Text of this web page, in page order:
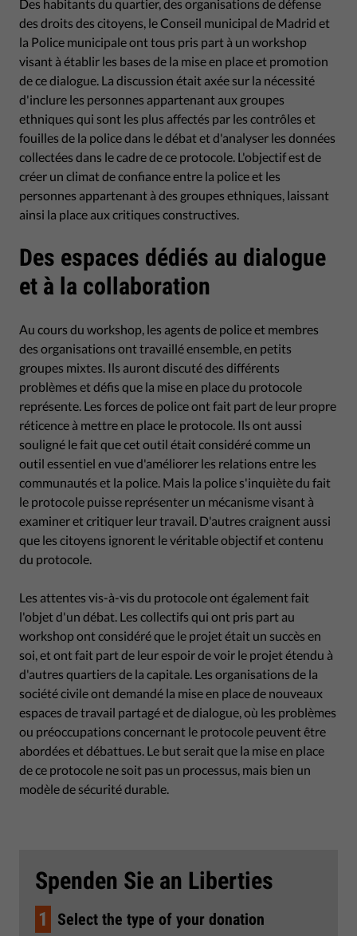
Des habitants du quartier, des organisations de défense
des droits des citoyens, le Conseil municipal de Madrid et
la Police municipale ont tous pris part à un workshop
visant à établir les bases de la mise en place et promotion
de ce dialogue. La discussion était axée sur la nécessité
d'inclure les personnes appartenant aux groupes
ethniques qui sont les plus affectés par les contrôles et
fouilles de la police dans le débat et d'analyser les données
collectées dans le cadre de ce protocole. L'objectif est de
créer un climat de confiance entre la police et les
personnes appartenant à des groupes ethniques, laissant
ainsi la place aux critiques constructives.
Des espaces dédiés au dialogue
et à la collaboration
Au cours du workshop, les agents de police et membres
des organisations ont travaillé ensemble, en petits
groupes mixtes. Ils auront discuté des différents
problèmes et défis que la mise en place du protocole
représente. Les forces de police ont fait part de leur propre
réticence à mettre en place le protocole. Ils ont aussi
souligné le fait que cet outil était considéré comme un
outil essentiel en vue d'améliorer les relations entre les
communautés et la police. Mais la police s'inquiète du fait
le protocole puisse représenter un mécanisme visant à
examiner et critiquer leur travail. D'autres craignent aussi
que les citoyens ignorent le véritable objectif et contenu
du protocole.
Les attentes vis-à-vis du protocole ont également fait
l'objet d'un débat. Les collectifs qui ont pris part au
workshop ont considéré que le projet était un succès en
soi, et ont fait part de leur espoir de voir le projet étendu à
d'autres quartiers de la capitale. Les organisations de la
société civile ont demandé la mise en place de nouveaux
espaces de travail partagé et de dialogue, où les problèmes
ou préoccupations concernant le protocole peuvent être
abordées et débattues. Le but serait que la mise en place
de ce protocole ne soit pas un processus, mais bien un
modèle de sécurité durable.
Spenden Sie an Liberties
1 Select the type of your donation